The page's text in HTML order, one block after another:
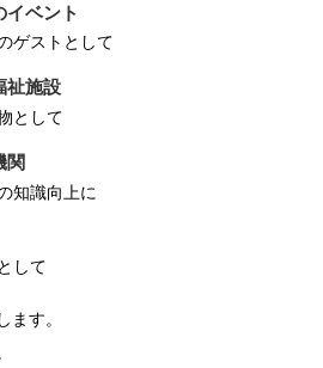
ベント
ゲストとして
祉施設
として
関
知識向上に
して
す。